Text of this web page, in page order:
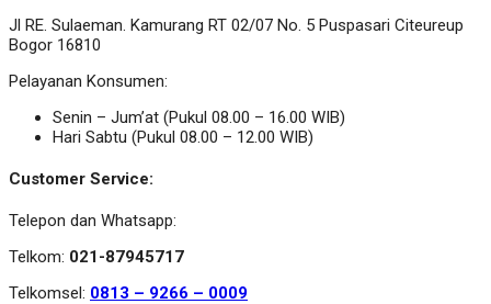
Jl RE. Sulaeman. Kamurang RT 02/07 No. 5 Puspasari Citeureup
Bogor 16810
Pelayanan Konsumen:
Senin – Jum’at (Pukul 08.00 – 16.00 WIB)
Hari Sabtu (Pukul 08.00 – 12.00 WIB)
Customer Service:
Telepon dan Whatsapp:
Telkom: 021-87945717
Telkomsel: 0813 – 9266 – 0009